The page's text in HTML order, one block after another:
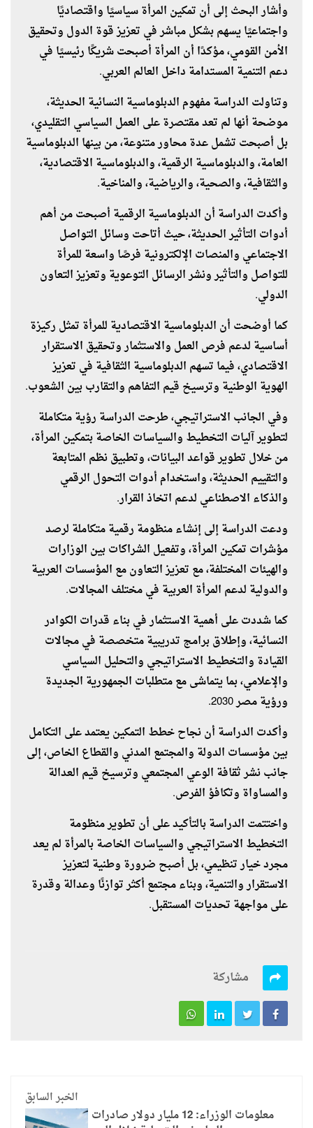
وأشار البحث إلى أن تمكين المرأة سياسيًا واقتصاديًا
واجتماعيًا يسهم بشكل مباشر في تعزيز قوة الدول وتحقيق
الأمن القومي، مؤكدًا أن المرأة أصبحت شريكًا رئيسيًا في
دعم التنمية المستدامة داخل العالم العربي.
وتناولت الدراسة مفهوم الدبلوماسية النسائية الحديثة،
موضحة أنها لم تعد مقتصرة على العمل السياسي التقليدي،
بل أصبحت تشمل عدة محاور متنوعة، من بينها الدبلوماسية
العامة، والدبلوماسية الرقمية، والدبلوماسية الاقتصادية،
والثقافية، والصحية، والرياضية، والمناخية.
وأكدت الدراسة أن الدبلوماسية الرقمية أصبحت من أهم
أدوات التأثير الحديثة، حيث أتاحت وسائل التواصل
الاجتماعي والمنصات الإلكترونية فرصًا واسعة للمرأة
للتواصل والتأثير ونشر الرسائل التوعوية وتعزيز التعاون
الدولي.
كما أوضحت أن الدبلوماسية الاقتصادية للمرأة تمثل ركيزة
أساسية لدعم فرص العمل والاستثمار وتحقيق الاستقرار
الاقتصادي، فيما تسهم الدبلوماسية الثقافية في تعزيز
الهوية الوطنية وترسيخ قيم التفاهم والتقارب بين الشعوب.
وفي الجانب الاستراتيجي، طرحت الدراسة رؤية متكاملة
لتطوير آليات التخطيط والسياسات الخاصة بتمكين المرأة،
من خلال تطوير قواعد البيانات، وتطبيق نظم المتابعة
والتقييم الحديثة، واستخدام أدوات التحول الرقمي
والذكاء الاصطناعي لدعم اتخاذ القرار.
ودعت الدراسة إلى إنشاء منظومة رقمية متكاملة لرصد
مؤشرات تمكين المرأة، وتفعيل الشراكات بين الوزارات
والهيئات المختلفة، مع تعزيز التعاون مع المؤسسات العربية
والدولية لدعم المرأة العربية في مختلف المجالات.
كما شددت على أهمية الاستثمار في بناء قدرات الكوادر
النسائية، وإطلاق برامج تدريبية متخصصة في مجالات
القيادة والتخطيط الاستراتيجي والتحليل السياسي
والإعلامي، بما يتماشى مع متطلبات الجمهورية الجديدة
ورؤية مصر 2030.
وأكدت الدراسة أن نجاح خطط التمكين يعتمد على التكامل
بين مؤسسات الدولة والمجتمع المدني والقطاع الخاص، إلى
جانب نشر ثقافة الوعي المجتمعي وترسيخ قيم العدالة
والمساواة وتكافؤ الفرص.
واختتمت الدراسة بالتأكيد على أن تطوير منظومة
التخطيط الاستراتيجي والسياسات الخاصة بالمرأة لم يعد
مجرد خيار تنظيمي، بل أصبح ضرورة وطنية لتعزيز
الاستقرار والتنمية، وبناء مجتمع أكثر توازنًا وعدالة وقدرة
على مواجهة تحديات المستقبل.
مشاركة
الخبر السابق
معلومات الوزراء: 12 مليار دولار صادرات